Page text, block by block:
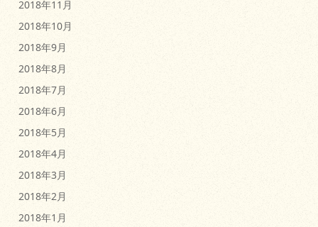
2018年11月
2018年10月
2018年9月
2018年8月
2018年7月
2018年6月
2018年5月
2018年4月
2018年3月
2018年2月
2018年1月